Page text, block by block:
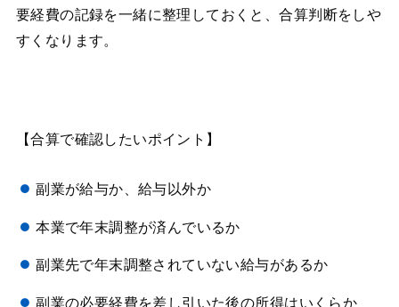
要経費の記録を一緒に整理しておくと、合算判断をしや
すくなります。
【合算で確認したいポイント】
副業が給与か、給与以外か
本業で年末調整が済んでいるか
副業先で年末調整されていない給与があるか
副業の必要経費を差し引いた後の所得はいくらか